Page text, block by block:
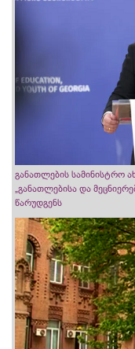
განათლების სამინისტრო
„განათლებისა და
წარუდგენს